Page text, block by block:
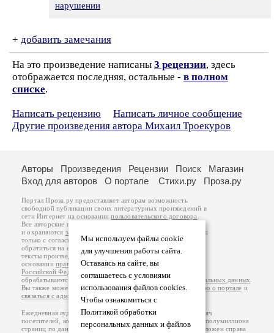
нарушении
+ добавить замечания
На это произведение написаны 3 рецензии, здесь
отображается последняя, остальные - в полном
списке.
Написать рецензию
Написать личное сообщение
Другие произведения автора Михаил Троекуров
Мы используем файлы cookie
для улучшения работы сайта.
Оставаясь на сайте, вы
соглашаетесь с условиями
использования файлов cookies.
Чтобы ознакомиться с
Политикой обработки
персональных данных и файлов
Авторы Произведения Рецензии Поиск
Магазин
Вход для авторов
О портале Стихи.ру Проза.ру
Портал Проза.ру предоставляет авторам возможность
свободной публикации своих литературных произведений в
сети Интернет на основаниипользовательского договора
Все авторские права на произведения принадлежат авторам
и охраняются законом
. Перепечатка произведений возможна
только с согласия его автора, к которому вы можете
обратиться на его авторской странице. Ответственность за
тексты произведений авторы несут самостоятельно на
основанииправил публикацииизаконодательства
Российской Федерации
обрабатываются на основанииПолитики обработки персональных данных
Вы также можете посмотреть более подробнуюинформацию о портале и
связаться с администрацией
Ежедневная аудитория портала Проза.ру – порядка 100 тысяч
посетителей, которые в общей сумме просматривают более полумиллиона
страниц по данным счетчика посещаемости, который расположен справа